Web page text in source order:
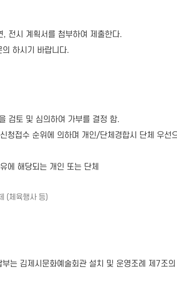
전시 계획서를 첨부하여 제출한다.
하시기 바랍니다.
검토 및 심의하여 가부를 결정 함.
청접수 순위에 의하며 개인/단체 경합시 단체 우선
에 해당되는 개인 또는 단체
(체육행사 등)
는 김제시문화예술회관 설치 및 운영조례 제7조